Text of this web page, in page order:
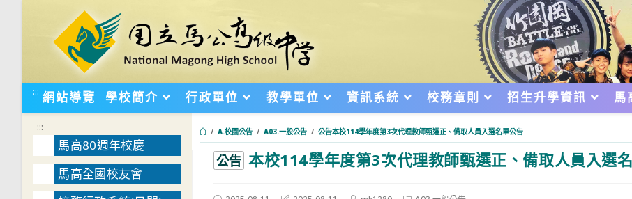
::: 網站導覽 學校簡介 行政單位 教學單位 資訊系統 校務章則 招生升學資訊 馬
/ A.校園公告 / A03.一般公告 / 公告本校114學年度第3次代理教師甄選正、備取人員入選名單公告
公告 本校114學年度第3次代理教師甄選正、備取人員入選
:::
馬高80週年校慶
馬高全國校友會